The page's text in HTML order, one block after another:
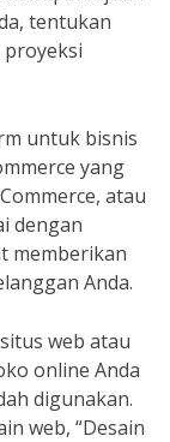
tentukan
untuk bisnis
yang
atau
dengan
memberikan
Anda.
web atau
online Anda
digunakan.
web, “Desain